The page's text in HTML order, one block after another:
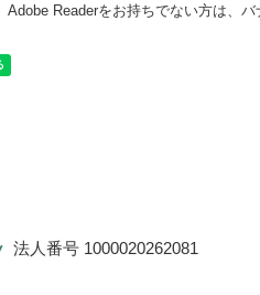
Adobe Readerをお持ちでない方は、
法人番号 1000020262081